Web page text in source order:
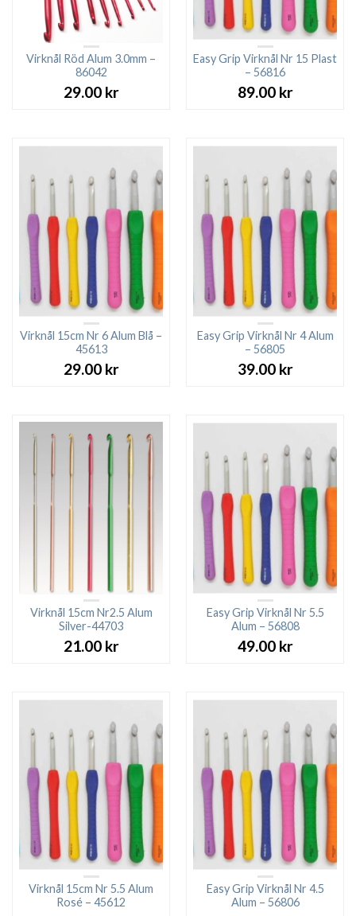
Virknål Röd Alum 3.0mm –
86042
29.00 kr
Easy Grip Virknål Nr 15 Plast
– 56816
89.00 kr
Virknål 15cm Nr 6 Alum Blå –
45613
29.00 kr
Easy Grip Virknål Nr 4 Alum
– 56805
39.00 kr
Virknål 15cm Nr2.5 Alum
Silver-44703
21.00 kr
Easy Grip Virknål Nr 5.5
Alum – 56808
49.00 kr
Virknål 15cm Nr 5.5 Alum
Rosé – 45612
Easy Grip Virknål Nr 4.5
Alum – 56806